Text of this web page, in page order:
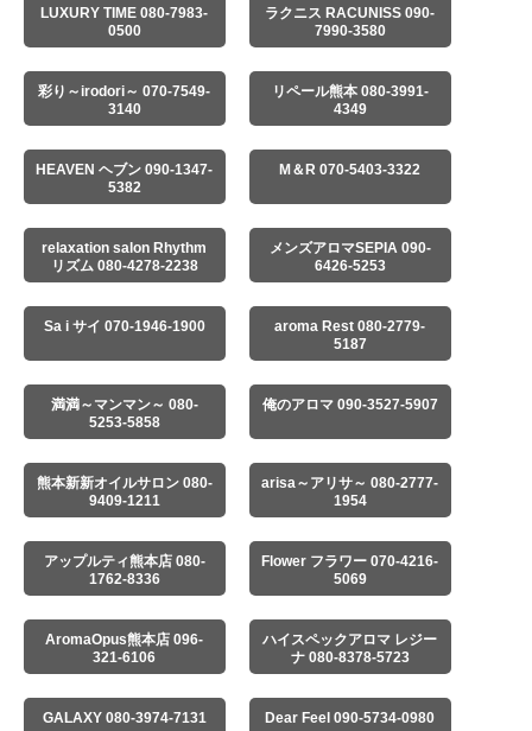
LUXURY TIME 080-7983-
0500
ラクニス RACUNISS 090-
7990-3580
彩り～irodori～ 070-7549-
3140
リペール熊本 080-3991-
4349
HEAVEN ヘブン 090-1347-
5382
M＆R 070-5403-3322
relaxation salon Rhythm
リズム 080-4278-2238
メンズアロマSEPIA 090-
6426-5253
Sa i サイ 070-1946-1900
aroma Rest 080-2779-
5187
満満～マンマン～ 080-
5253-5858
俺のアロマ 090-3527-5907
熊本新新オイルサロン 080-
9409-1211
arisa～アリサ～ 080-2777-
1954
アップルティ熊本店 080-
1762-8336
Flower フラワー 070-4216-
5069
AromaOpus熊本店 096-
321-6106
ハイスペックアロマ レジー
ナ 080-8378-5723
GALAXY 080-3974-7131 Dear Feel 090-5734-0980